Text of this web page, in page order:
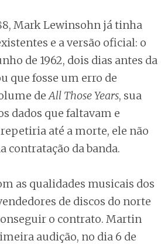
Mark Lewinsohn já tinha
e a versão oficial: o
de 1962, dois dias antes da
que fosse um erro de
de All Those Years, sua
dados que faltavam e
até a morte, ele não
da banda.
as qualidades musicais dos
de discos do norte
o contrato. Martin
audição, no dia 6 de